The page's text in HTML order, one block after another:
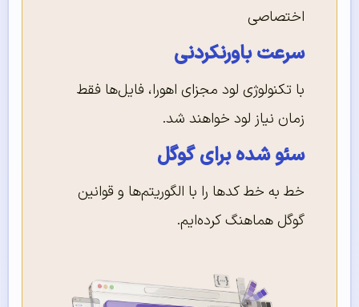
اختصاصی
سرعت باورنکردنی
با تکنولوژی لود مجزای اهورا، فایل‌ها فقط
زمان نیاز لود خواهند شد.
سئو شده برای گوگل
خط به خط کدها را با الگوریتم‌ها و قوانین
گوگل هماهنگ کرده‌ایم.